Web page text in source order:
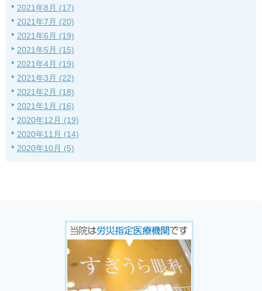
2021年8月 (17)
2021年7月 (20)
2021年6月 (19)
2021年5月 (15)
2021年4月 (19)
2021年3月 (22)
2021年2月 (18)
2021年1月 (16)
2020年12月 (19)
2020年11月 (14)
2020年10月 (5)